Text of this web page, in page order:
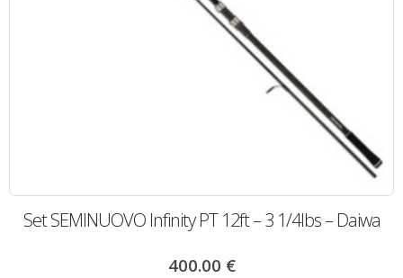
Set SEMINUOVO Infinity PT 12ft – 3 1/4lbs – Daiwa
400.00 €